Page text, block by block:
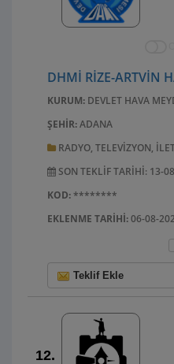
DHMİ RIZE-ARTVIN
KURUM: DEVLET HAVA
ŞEHIR:ADANA
RADYO, TELEVIZYON,
SON TEKLIF TARIHI: 13-
KOD:********
EKLENME TARIHI:06-08-
Teklif Ekle
12.